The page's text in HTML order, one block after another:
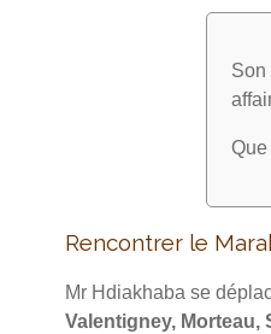
Son
Rencontrer le
Mr Hdiakhaba se
Valentigney,